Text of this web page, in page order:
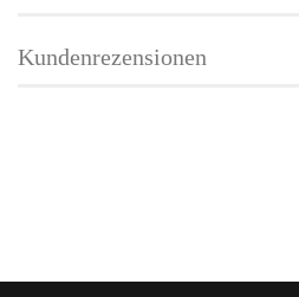
Kundenrezensionen